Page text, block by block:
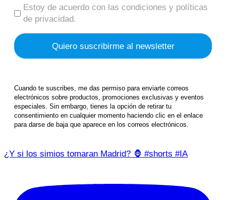
Estoy de acuerdo con las condiciones y políticas
de privacidad.
Cuando te suscribes, me das permiso para enviarte correos
electrónicos sobre productos, promociones exclusivas y eventos
especiales. Sin embargo, tienes la opción de retirar tu
consentimiento en cualquier momento haciendo clic en el enlace
para darse de baja que aparece en los correos electrónicos.
¿Y si los simios tomaran Madrid? 🦍 #shorts #IA